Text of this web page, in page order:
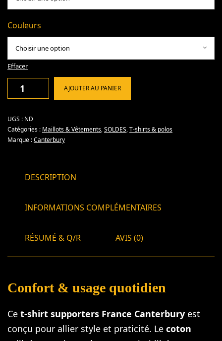
Couleurs
Effacer
AJOUTER AU PANIER
UGS : ND
Catégories : Maillots & Vêtements,SOLDES,T-shirts & polos
Marque :Canterbury
DESCRIPTION
INFORMATIONS COMPLÉMENTAIRES
RÉSUMÉ & Q/R AVIS (0)
Confort & usage quotidien
Cet-shirt supporters France Canterbury est
conçu pour allier style et praticité. Lecoton